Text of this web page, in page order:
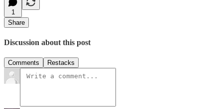
1
Share
Discussion about this post
Comments Restacks